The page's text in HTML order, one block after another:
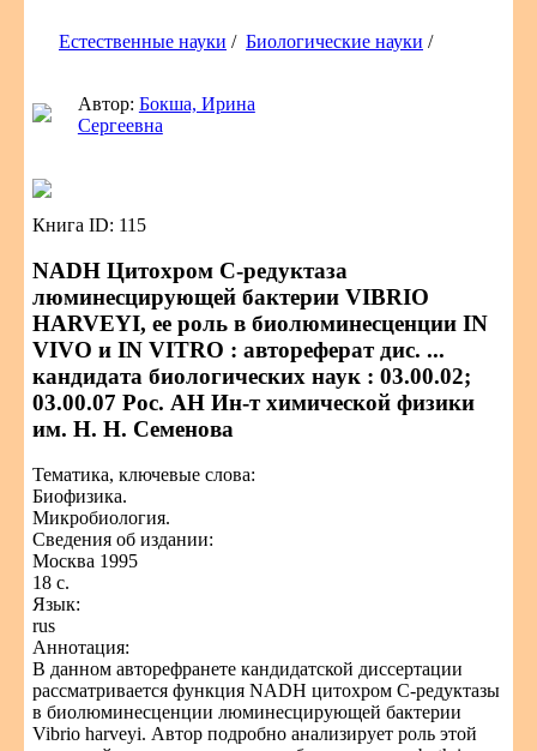
Естественные науки / Биологические науки /
Автор: Бокша, Ирина
Сергеевна
Книга ID: 115
NADH Цитохром С-редуктаза
люминесцирующей бактерии VIBRIO
HARVEYI, ее роль в биолюминесценции IN
VIVO и IN VITRO : автореферат дис. ...
кандидата биологических наук : 03.00.02;
03.00.07 Рос. АН Ин-т химической физики
им. Н. Н. Семенова
Тематика, ключевые слова:
Биофизика.
Микробиология.
Сведения об издании:
Москва 1995
18 с.
Язык:
rus
Аннотация:
В данном авторефранете кандидатской диссертации
рассматривается функция NADH цитохром С-редуктазы
в биолюминесценции люминесцирующей бактерии
Vibrio harveyi. Автор подробно анализирует роль этой